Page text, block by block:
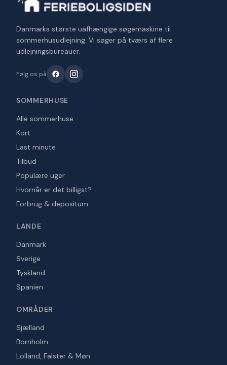
Danmarks største uafhængige søgemaskine til
sommerhusudlejning. Vi søger på tværs af flere
udlejningsbureauer.
Følg os på
SOMMERHUSE
Alle sommerhuse
Kort
Last minute
Tilbud
Populære uger
Hvornår er det billigst?
Forbrug & depositum
LANDE
Danmark
Sverige
Tyskland
Spanien
OMRÅDER
Sjælland
Bornholm
Lolland, Falster & Møn